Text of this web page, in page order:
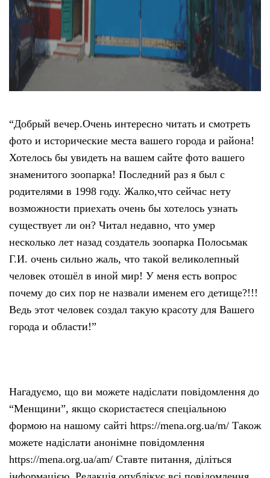
“Добрый вечер.Очень интересно читать и смотреть
фото и исторические места вашего города и района!
Хотелось бы увидеть на вашем сайте фото вашего
знаменитого зоопарка! Последний раз я был с
родителями в 1998 году. Жалко,что сейчас нету
возможности приехать очень бы хотелось узнать
существует ли он? Читал недавно, что умер
несколько лет назад создатель зоопарка Полосьмак
Г.И. очень сильно жаль, что такой великолепный
человек отошёл в иной мир! У меня есть вопрос
почему до сих пор не назвали именем его детище?!!!
Ведь этот человек создал такую красоту для Вашего
города и области!”
Нагадуємо, що ви можете надіслати повідомлення до
“Менщини”, якщо скористаєтеся спеціальною
формою на нашому сайті https://mena.org.ua/m/ Також
можете надіслати анонімне повідомлення
https://mena.org.ua/am/ Ставте питання, діліться